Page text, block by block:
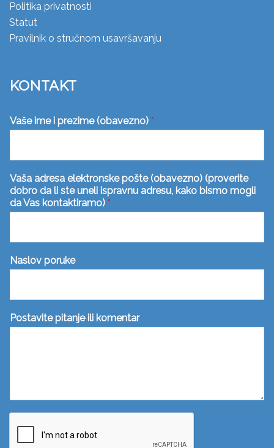
Politika privatnosti
Statut
Pravilnik o stručnom usavršavanju
KONTAKT
Vaše ime i prezime (obavezno) *
Vaša adresa elektronske pošte (obavezno) (proverite
dobro da li ste uneli ispravnu adresu, kako bismo mogli
da Vas kontaktiramo) *
Naslov poruke
Postavite pitanje ili komentar